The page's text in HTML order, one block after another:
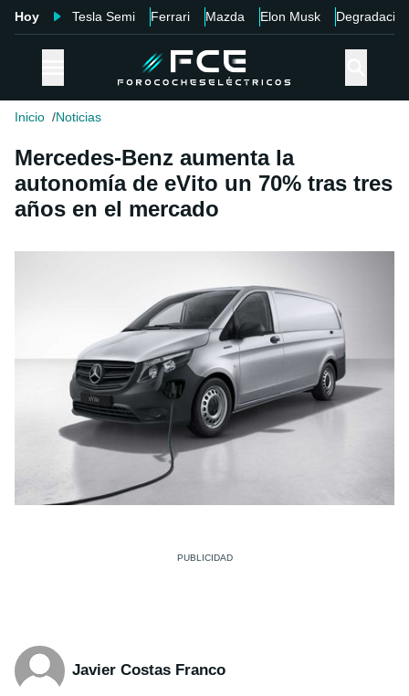
Hoy Tesla Semi Ferrari Mazda Elon Musk Degradación
Inicio Noticias
Mercedes-Benz aumenta la
autonomía de eVito un 70% tras tres
años en el mercado
Javier Costas Franco